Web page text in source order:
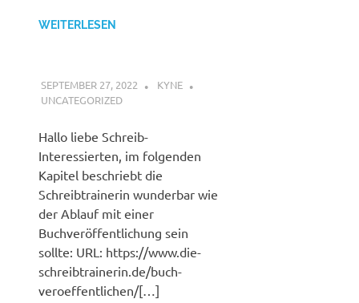
WEITERLESEN
SEPTEMBER 27, 2022
KYNE
UNCATEGORIZED
Hallo liebe Schreib-
Interessierten, im folgenden
Kapitel beschriebt die
Schreibtrainerin wunderbar wie
der Ablauf mit einer
Buchveröffentlichung sein
sollte: URL: https://www.die-
schreibtrainerin.de/buch-
veroeffentlichen/[…]